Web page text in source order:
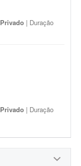
Privado | Duração
Privado | Duração